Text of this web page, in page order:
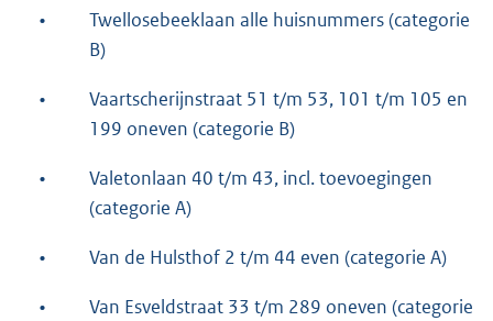
•
Twellosebeeklaan alle huisnummers (categorie
B)
•
Vaartscherijnstraat 51 t/m 53, 101 t/m 105 en
199 oneven (categorie B)
•
Valetonlaan 40 t/m 43, incl. toevoegingen
(categorie A)
• Van de Hulsthof 2 t/m 44 even (categorie A)
•
Van Esveldstraat 33 t/m 289 oneven (categorie